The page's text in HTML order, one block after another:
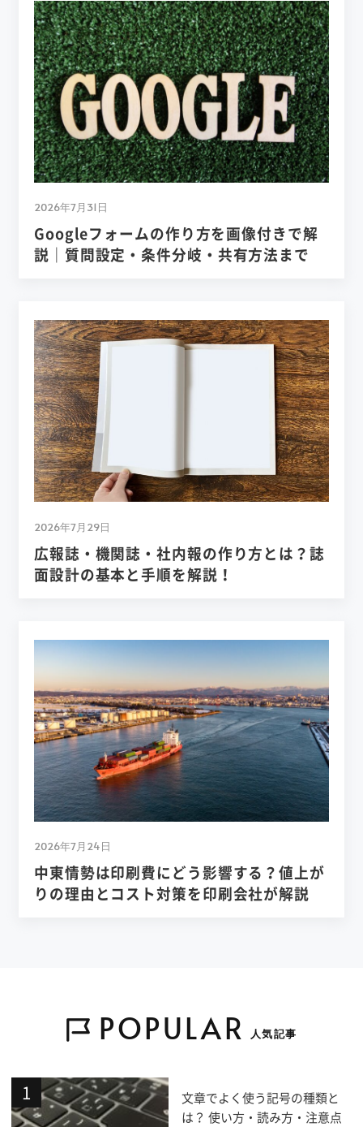
2026年7月31日
Googleフォームの作り方を画像付きで解
説｜質問設定・条件分岐・共有方法まで
2026年7月29日
広報誌・機関誌・社内報の作り方とは？誌
面設計の基本と手順を解説！
2026年7月24日
中東情勢は印刷費にどう影響する？値上が
りの理由とコスト対策を印刷会社が解説
POPULAR 人気記事
文章でよく使う記号の種類と
は？ 使い方・読み方・注意点